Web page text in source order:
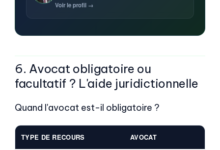
Voir le profil →
6. Avocat obligatoire ou
facultatif ? L'aide juridictionnelle
Quand l'avocat est-il obligatoire ?
TYPE DE RECOURS AVOCAT